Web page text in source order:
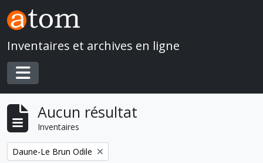
Skip to main content
Inventaires et archives en ligne
Toggle navigation
Aucun résultat
Inventaires
Remove filter:
Daune-Le Brun Odile